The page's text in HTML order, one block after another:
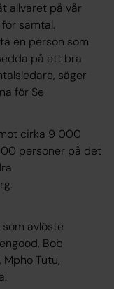
allvaret på vår
samtal.
en person som
på ett bra
säger
för Se
cirka 9 000
personer på det
avlöste
Bob
Mpho Tutu,